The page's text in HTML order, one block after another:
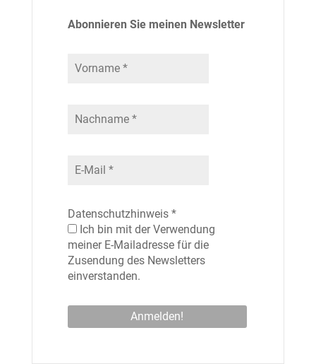
Abonnieren Sie meinen Newsletter
Datenschutzhinweis *
Ich bin mit der Verwendung
meiner E-Mailadresse für die
Zusendung des Newsletters
einverstanden.